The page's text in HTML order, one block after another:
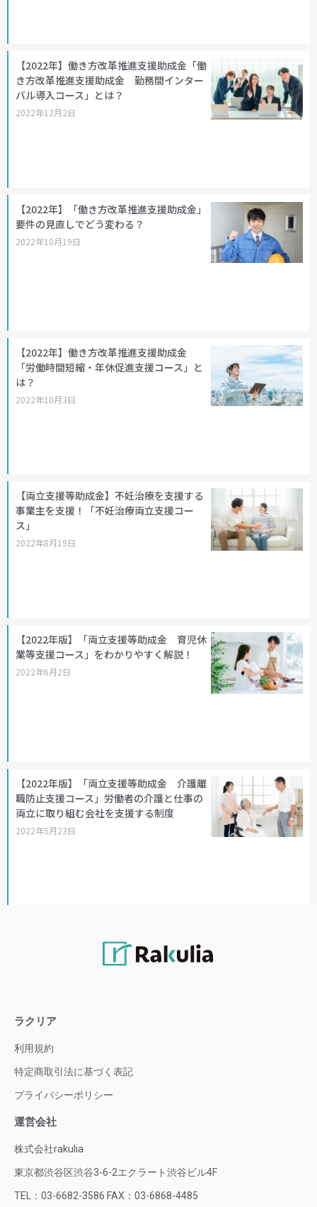
【2022年】働き方改革推進支援助成金「働
き方改革推進支援助成金 勤務間インター
バル導入コース」とは？
2022年12月2日
【2022年】「働き方改革推進支援助成金」
要件の見直しでどう変わる？
2022年10月19日
【2022年】働き方改革推進支援助成金
「労働時間短縮・年休促進支援コース」と
は？
2022年10月3日
【両立支援等助成金】不妊治療を支援する
事業主を支援！「不妊治療両立支援コー
ス」
2022年8月19日
【2022年版】「両立支援等助成金 育児休
業等支援コース」をわかりやすく解説！
2022年6月2日
【2022年版】「両立支援等助成金 介護離
職防止支援コース」労働者の介護と仕事の
両立に取り組む会社を支援する制度
2022年5月23日
ラクリア
利用規約
特定商取引法に基づく表記
プライバシーポリシー
運営会社
株式会社rakulia
東京都渋谷区渋谷3-6-2エクラート渋谷ビル4F
TEL：03-6682-3586 FAX：03-6868-4485